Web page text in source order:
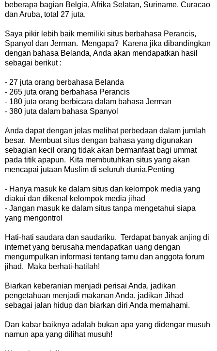
beberapa bagian Belgia, Afrika Selatan, Suriname, Curacao
dan Aruba, total 27 juta.
Saya pikir lebih baik memiliki situs berbahasa Perancis,
Spanyol dan Jerman. Mengapa? Karena jika dibandingkan
dengan bahasa Belanda, Anda akan mendapatkan hasil
sebagai berikut :
- 27 juta orang berbahasa Belanda
- 265 juta orang berbahasa Perancis
- 180 juta orang berbicara dalam bahasa Jerman
- 380 juta dalam bahasa Spanyol
Anda dapat dengan jelas melihat perbedaan dalam jumlah
besar. Membuat situs dengan bahasa yang digunakan
sebagian kecil orang tidak akan bermanfaat bagi ummat
pada titik apapun. Kita membutuhkan situs yang akan
mencapai jutaan Muslim di seluruh dunia.Penting
- Hanya masuk ke dalam situs dan kelompok media yang
diakui dan dikenal kelompok media jihad
- Jangan masuk ke dalam situs tanpa mengetahui siapa
yang mengontrol
Hati-hati saudara dan saudariku. Terdapat banyak anjing di
internet yang berusaha mendapatkan uang dengan
mengumpulkan informasi tentang tamu dan anggota forum
jihad. Maka berhati-hatilah!
Biarkan keberanian menjadi perisai Anda, jadikan
pengetahuan menjadi makanan Anda, jadikan Jihad
sebagai jalan hidup dan biarkan diri Anda memahami.
Dan kabar baiknya adalah bukan apa yang didengar musuh
namun apa yang dilihat musuh!